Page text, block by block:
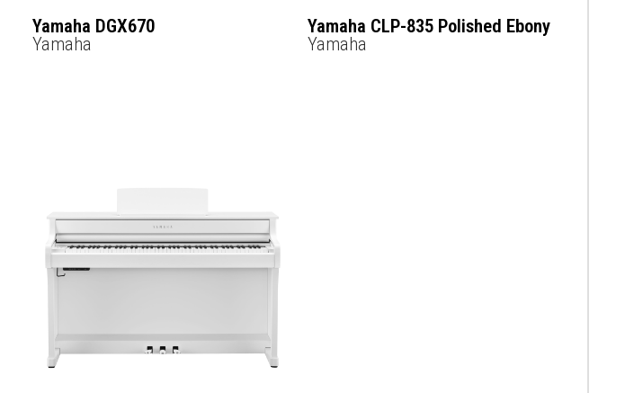
Yamaha DGX670
Yamaha
Yamaha CLP-835 Polished Ebony
Yamaha